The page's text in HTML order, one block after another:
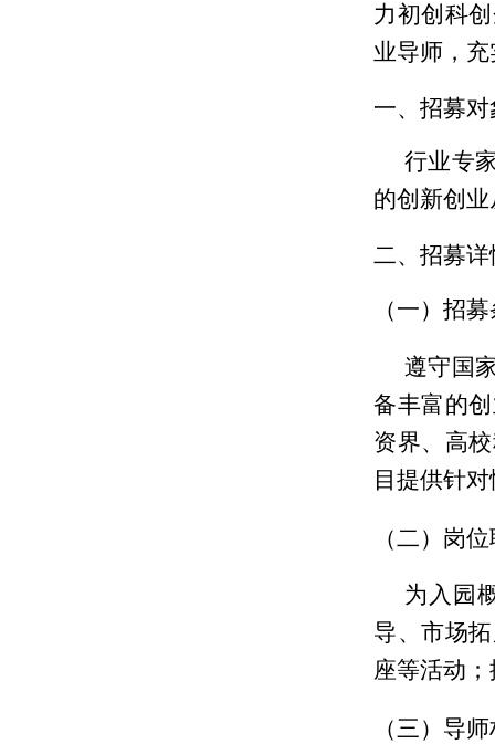
力初创科
业导师，
一、招募对
行业专
的创新创
二、招募详
（一）招
遵守国
备丰富的
资界、高
目提供针
（二）岗
为入园
导、市场
座等活动
（三）导